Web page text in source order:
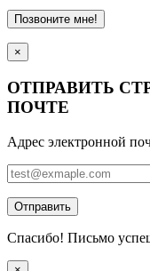
Позвоните мне!
×
ОТПРАВИТЬ
ПОЧТЕ
Адрес электронной
Отправить
Спасибо! Письмо